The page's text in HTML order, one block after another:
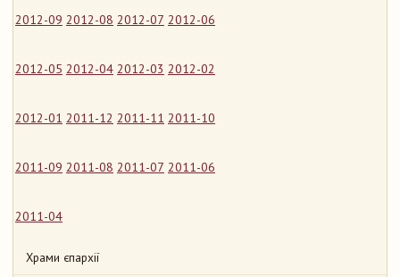
2012-09 2012-08 2012-07 2012-06
2012-05 2012-04 2012-03 2012-02
2012-01 2011-12 2011-11 2011-10
2011-09 2011-08 2011-07 2011-06
2011-04
Храми єпархії